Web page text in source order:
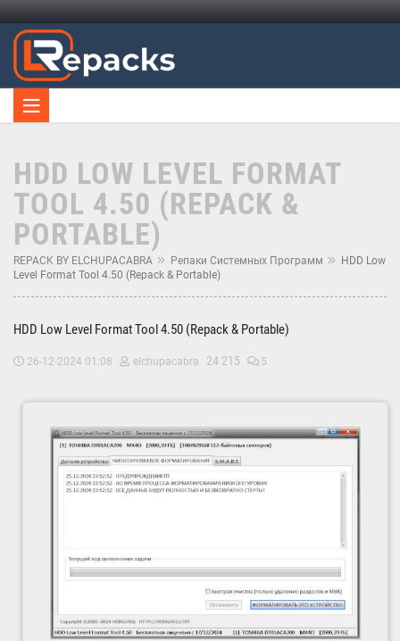
HDD LOW LEVEL FORMAT
TOOL 4.50 (REPACK &
PORTABLE)
REPACK BY ELCHUPACABRA Репаки Системных Программ
HDD Low
Level Format Tool 4.50 (Repack & Portable)
HDD Low Level Format Tool 4.50 (Repack & Portable)
26-12-2024 01:08 elchupacabra 24 215 5